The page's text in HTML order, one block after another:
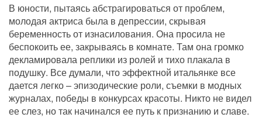
В юности, пытаясь абстрагироваться от проблем,
молодая актриса была в депрессии, скрывая
беременность от изнасилования. Она просила не
беспокоить ее, закрываясь в комнате. Там она громко
декламировала реплики из ролей и тихо плакала в
подушку. Все думали, что эффектной итальянке все
дается легко – эпизодические роли, съемки в модных
журналах, победы в конкурсах красоты. Никто не видел
ее слез, но так начинался ее путь к признанию и славе.